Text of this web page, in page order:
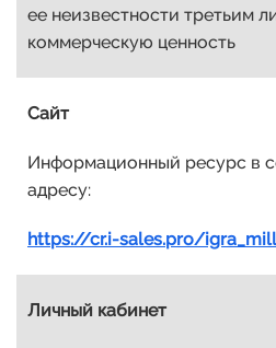
ее неизвестности третьим
коммерческую ценность
Сайт
Информационный ресурс в
адресу:
https://cr.i-sales.pro/igra_mill
Личный кабинет